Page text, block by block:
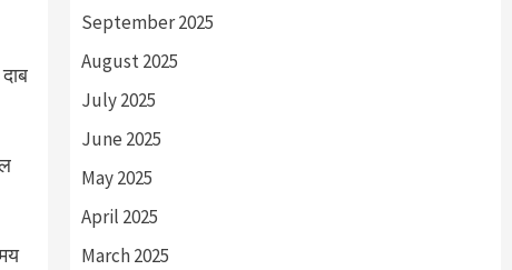
September 2025
August 2025
July 2025
June 2025
May 2025
April 2025
March 2025